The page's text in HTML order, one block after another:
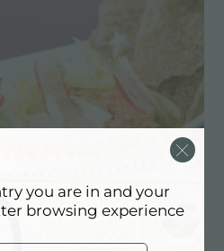
you are in and your
browsing experience